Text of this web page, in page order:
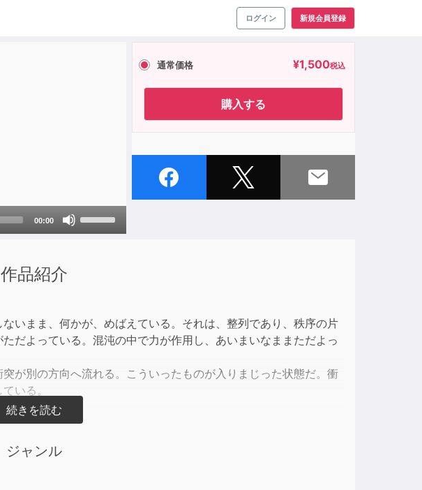
ログイン 新規会員登録
00:00
decrease
volume.
通常価格 ¥1,500税込
購入する
作品紹介
いまま、何かが、めばえている。それは、整列であり、秩序の片
だよっている。混沌の中で力が作用し、あいまいなままただよっ
が別の方向へ流れる。こういったものが入りまじった状態だ。衝
いる。
ない中で、衝突が繰り返される。誰かが、それを見ているとした
。（プロローグより）
ジャンル